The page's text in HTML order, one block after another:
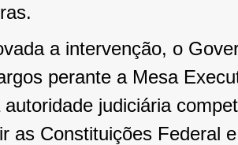
a intervenção, o
perante a Mesa
autoridade judiciária
as Constituições Federal